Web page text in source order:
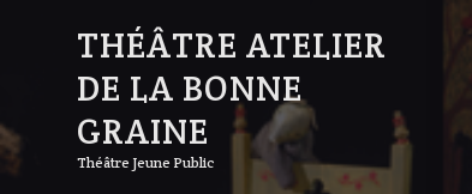
THÉÂTRE ATELIER
DE LA BONNE
GRAINE
Théâtre Jeune Public